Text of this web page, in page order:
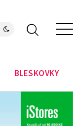
BLESKOVKY